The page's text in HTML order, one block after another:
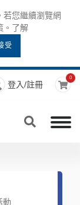
您繼續瀏覽網
。了解
受
登入/註冊
0
動